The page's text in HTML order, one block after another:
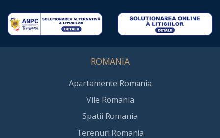
ROMANIA
Apartamente Romania
Vile Romania
Spatii Romania
Terenuri Romania